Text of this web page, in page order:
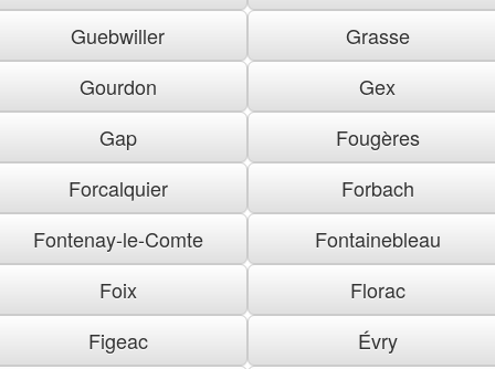
Guebwiller
Grasse
Gourdon
Gex
Gap
Fougères
Forcalquier
Forbach
Fontenay-le-Comte
Fontainebleau
Foix
Florac
Figeac
Évry